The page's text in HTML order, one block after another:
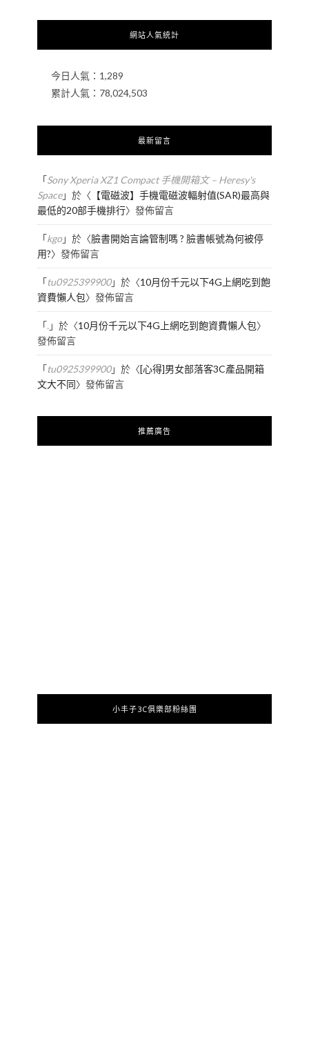
網站人氣統計
今日人氣： 1,289
累計人氣： 78,024,503
最新留言
「Sony Xperia XZ1 Compact 手機開箱文 – Heresy's
Space」於〈 【電磁波】手機電磁波輻射值(SAR)最高與
最低的20部手機排行〉發佈留言
「kgo」於〈臉書開始言論管制嗎 ? 臉書帳號為何被停
用?〉發佈留言
「tu0925399900」於〈10月份千元以下4G上網吃到飽
資費懶人包〉發佈留言
「.」於〈10月份千元以下4G上網吃到飽資費懶人包〉
發佈留言
「tu0925399900」於〈[心得]男女部落客3C產品開箱
文大不同〉發佈留言
推薦廣告
小丰子3C俱樂部粉絲團